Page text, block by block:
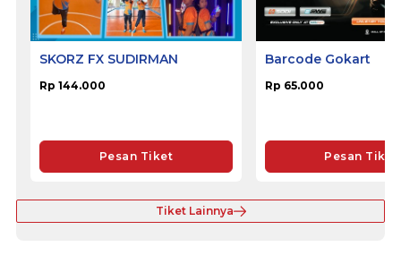
SKORZ FX SUDIRMAN
Rp 144.000
Pesan Tiket
Barcode Gokart
Rp 65.000
Pesan Tiket
Tiket Lainnya